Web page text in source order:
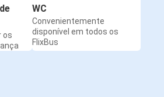
os
WC
Convenientemente
disponível em todos os
FlixBus